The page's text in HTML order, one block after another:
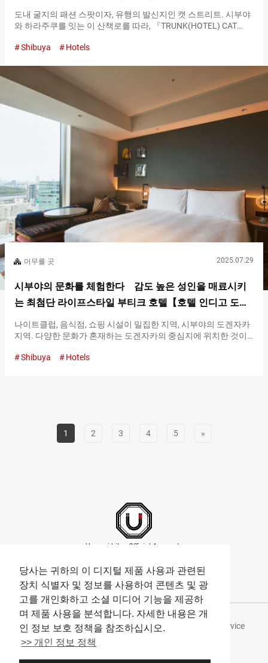
당사는 귀하의 이 디지털 제품 사용과 관련된
장치 식별자 및 정보를 사용하여 콘텐츠 및 광
고를 개인화하고 소셜 미디어 기능을 제공하
며 제품 사용을 분석합니다. 자세한 내용은 개
인 정보 보호 정책을 참조하십시오.
>> 개인 정보 정책
도내 굴지의 패션 스팟이자, 유행의 발신지인 캣 스트리트. 시부야
와 하라주쿠를 잇는 이 산책로를 따라, 『TRUNK(HOTEL) CAT
『TRUNK(HOTEL) CAT STREET』 외관 가장 큰 특징은 뭐니 뭐니
『TRUNK(HOTEL) CAT STREET』에서는 『자신답게 목적을 가지
고 사회와 연결되는 것（connecting with society purposefully
and authentically）』으로 재정의했습니다. 이 컨셉을 지탱하는
것은 『환경（Environment）』, 『로컬 우선주의（Local
First）』, 『다양성（Diversity）』, 『건강（Wellness）』, 『문
화（Culture）』의 ５가지 축입니다. 『TRUNK(HOTEL) CAT
STREET』에서는 컨셉을 반영한 디자인과 서비스가 곳곳에 배치
되어 있으며, 개업부터 현재에 이르기까지 전 세계의 여행 애호가
를 매료시키고 있습니다. 프론트 쇼핑과 관광 모두에 적합한
『TRUNK(HOTEL) CAT STREET』 주변 『TRUNK(HOTEL) CAT
STREET』가 위치한 곳은, 시부야구 진구마에 ５초메입니다. 정확
히 캣 스트리트의 중간 지점에 위치해 있으며, 시부야와 하라주쿠
모두에 접근하기 쉬운 위치에 있습니다. 지금은 많은 사람들이 오
가는…
Shibuya Hotels
머무를 곳 2025.07.29
시부야의 문화를 체험한다 감도 높은 성인을 매료시키
는 최첨단 라이프스타일 부티크 호텔【호텔 인디고 도쿄
시부야】
나이트클럽, 음식점, 쇼핑 시설이 밀집한 지역, 시부야의 도겐자카
지역. 다양한 문화가 혼재하는 도겐자카의 중심지에 위치한 것이
니다. 『호텔 인디고 도쿄 시부야（Hotel Indigo Tokyo
유니폼은 시부야의 캣 스트리트에 매장을 두고 있는 『COTÉ
MER』가 『호텔 인디고 도쿄 시부야（Hotel Indigo Tokyo
Shibuya Hotels
1 2 3 4 5 »
Umami bites Official Accounts
About Umami bites Privacy Policy
Terms of Service